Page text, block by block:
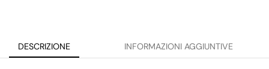
DESCRIZIONE INFORMAZIONI AGGIUNTIVE